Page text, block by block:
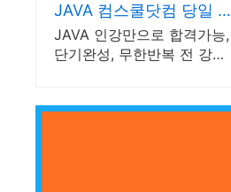
JAVA 컴스쿨닷컴 당일 신
청&결제시 기프티콘!
JAVA 인강만으로 합격가능,
단기완성, 무한반복 전 강좌